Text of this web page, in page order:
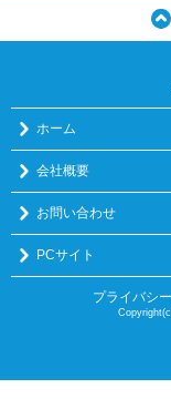
ホーム
会社概要
お問い合わせ
PCサイト
プライバシ